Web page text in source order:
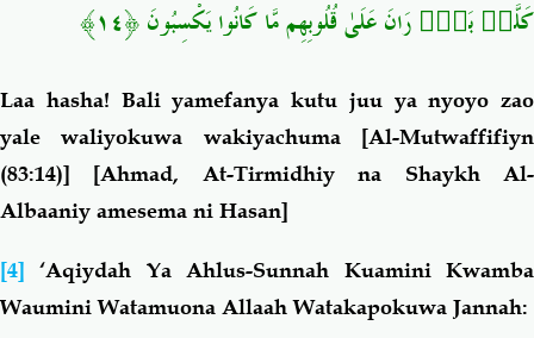
كَلَّاۖ بَلْۜ رَانَ عَلَىٰ قُلُوبِهِم مَّا كَانُوا يَكْسِبُونَ ﴿١٤﴾
Laa hasha! Bali yamefanya kutu juu ya nyoyo zao
yale waliyokuwa wakiyachuma[Al-Mutwaffifiyn
(83:14)] [Ahmad, At-Tirmidhiy na Shaykh Al-
Albaaniy amesema ni Hasan]
[4] ‘Aqiydah Ya Ahlus-Sunnah Kuamini Kwamba
Waumini Watamuona Allaah Watakapokuwa Jannah: